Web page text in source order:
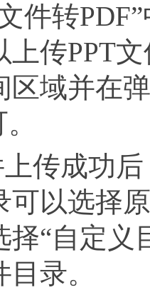
转PDF”
上传PPT
区域并在
成功后
可以选择
择“自定义
录。